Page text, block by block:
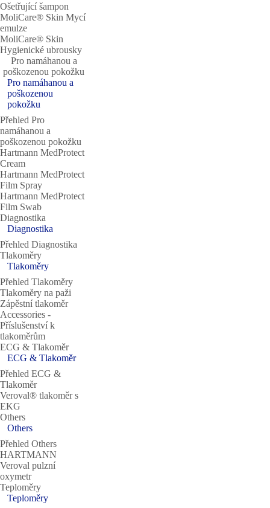
Ošetřující šampon
MoliCare® Skin Mycí
emulze
MoliCare® Skin
Hygienické ubrousky
Pro namáhanou a
poškozenou pokožku
Pro namáhanou a
poškozenou
pokožku
Přehled Pro
namáhanou a
poškozenou pokožku
Hartmann MedProtect
Cream
Hartmann MedProtect
Film Spray
Hartmann MedProtect
Film Swab
Diagnostika
Diagnostika
Přehled Diagnostika
Tlakoměry
Tlakoměry
Přehled Tlakoměry
Tlakoměry na paži
Zápěstní tlakoměr
Accessories ‐
Příslušenství k
tlakoměrům
ECG & Tlakoměr
ECG & Tlakoměr
Přehled ECG &
Tlakoměr
Veroval® tlakoměr s
EKG
Others
Others
Přehled Others
HARTMANN
Veroval pulzní
oxymetr
Teploměry
Teploměry